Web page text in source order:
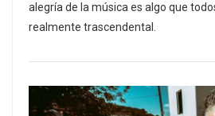
alegría de la música es algo que
realmente trascendental.